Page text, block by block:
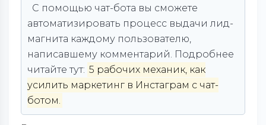
С помощью чат-бота вы сможете
автоматизировать процесс выдачи лид-
магнита каждому пользователю,
написавшему комментарий. Подробнее
читайте тут: 5 рабочих механик, как
усилить маркетинг в Инстаграм с чат-
ботом.